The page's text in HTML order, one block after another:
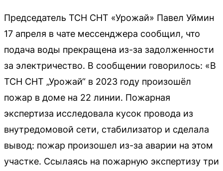
Председатель ТСН СНТ «Урожай» Павел Уймин
17 апреля в чате мессенджера сообщил, что
подача воды прекращена из-за задолженности
за электричество. В сообщении говорилось: «В
ТСН СНТ „Урожай“ в 2023 году произошёл
пожар в доме на 22 линии. Пожарная
экспертиза исследовала кусок провода из
внутредомовой сети, стабилизатор и сделала
вывод: пожар произошел из-за аварии на этом
участке. Ссылаясь на пожарную экспертизу три